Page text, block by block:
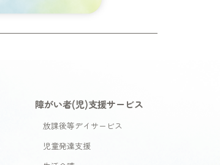
障がい者(児)支援サービス
放課後等デイサービス
児童発達支援